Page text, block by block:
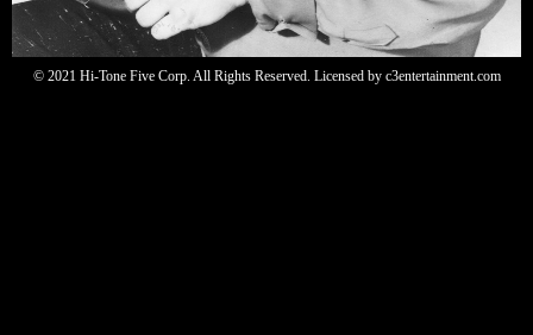
© 2021 Hi-Tone Five Corp. All Rights Reserved. Licensed by c3entertainment.com